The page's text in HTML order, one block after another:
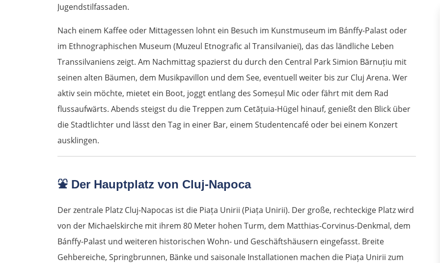
Jugendstilfassaden.
Nach einem Kaffee oder Mittagessen lohnt ein Besuch im Kunstmuseum im Bánffy-Palast oder
im Ethnographischen Museum (Muzeul Etnografic al Transilvaniei), das das ländliche Leben
Transsilvaniens zeigt. Am Nachmittag spazierst du durch den Central Park Simion Bărnuțiu mit
seinen alten Bäumen, dem Musikpavillon und dem See, eventuell weiter bis zur Cluj Arena. Wer
aktiv sein möchte, mietet ein Boot, joggt entlang des Someșul Mic oder fährt mit dem Rad
flussaufwärts. Abends steigst du die Treppen zum Cetățuia-Hügel hinauf, genießt den Blick über
die Stadtlichter und lässt den Tag in einer Bar, einem Studentencafé oder bei einem Konzert
ausklingen.
⛲ Der Hauptplatz von Cluj-Napoca
Der zentrale Platz Cluj-Napocas ist die Piața Unirii (Piața Unirii). Der große, rechteckige Platz wird
von der Michaelskirche mit ihrem 80 Meter hohen Turm, dem Matthias-Corvinus-Denkmal, dem
Bánffy-Palast und weiteren historischen Wohn- und Geschäftshäusern eingefasst. Breite
Gehbereiche, Springbrunnen, Bänke und saisonale Installationen machen die Piața Unirii zum